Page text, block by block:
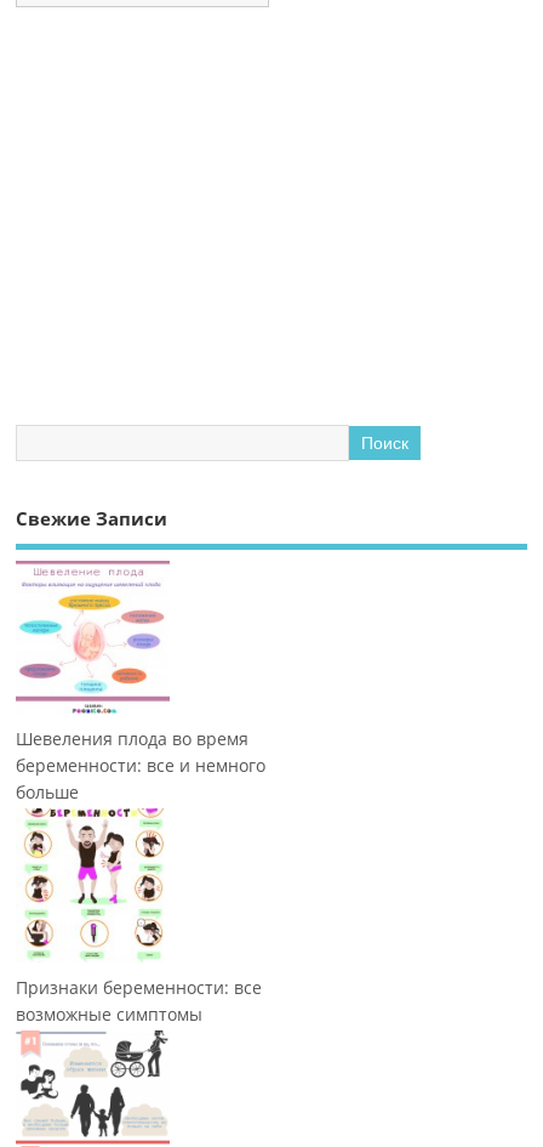
Свежие Записи
Шевеления плода во время
беременности: все и немного
больше
Признаки беременности: все
возможные симптомы